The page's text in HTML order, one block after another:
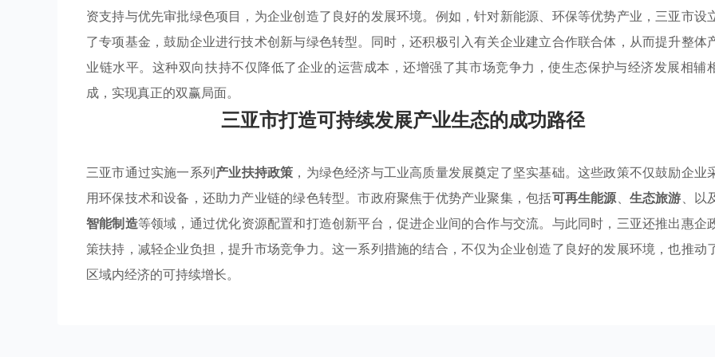
资支持与优先审批绿色项目，为企业创造了良好的发展环境。例如，针对新能源、环保等优势产业，三亚市设
了专项基金，鼓励企业进行技术创新与绿色转型。同时，还积极引入有关企业建立合作联合体，从而提升整体
业链水平。这种双向扶持不仅降低了企业的运营成本，还增强了其市场竞争力，使生态保护与经济发展相辅
成，实现真正的双赢局面。
三亚市打造可持续发展产业生态的成功路径
三亚市通过实施一系列产业扶持政策 ，为绿色经济与工业高质量发展奠定了坚实基础。这些政策不仅鼓励企业
用环保技术和设备，还助力产业链的绿色转型。市政府聚焦于优势产业聚集，包括可再生能源、 生态旅游、以
智能制造等领域，通过优化资源配置和打造创新平台，促进企业间的合作与交流。与此同时，三亚还推出惠企
策扶持，减轻企业负担，提升市场竞争力。这一系列措施的结合，不仅为企业创造了良好的发展环境，也推动
区域内经济的可持续增长。